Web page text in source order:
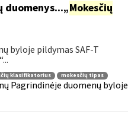
Mokesčių
byloje pildymas SAF-T
klasifikatorius
mokesčių tipas
Pagrindinėje duomenų byloje